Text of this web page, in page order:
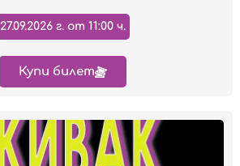
27.09.2026 г. от 11:00 ч.
Купи билет